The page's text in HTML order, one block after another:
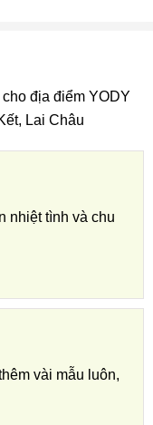
địa điểm YODY
Lai Châu
nhiệt tình và chu
vài mẫu luôn,